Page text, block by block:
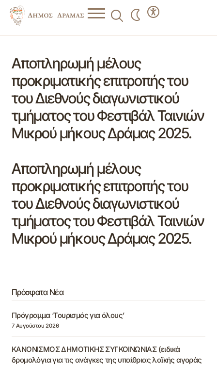
Αποπληρωμή μέλους
προκριματικής επιτροπής του
του Διεθνούς διαγωνιστικού
τμήματος του Φεστιβάλ Ταινιών
Μικρού μήκους Δράμας 2025.
Αποπληρωμή μέλους
προκριματικής επιτροπής του
του Διεθνούς διαγωνιστικού
τμήματος του Φεστιβάλ Ταινιών
Μικρού μήκους Δράμας 2025.
Πρόσφατα Νέα
Πρόγραμμα ‘Τουρισμός για όλους’
7 Αυγούστου 2026
ΚΑΝΟΝΙΣΜΟΣ ΔΗΜΟΤΙΚΗΣ ΣΥΓΚΟΙΝΩΝΙΑΣ (ειδικά
δρομολόγια για τις ανάγκες της υπαίθριας λαϊκής αγοράς